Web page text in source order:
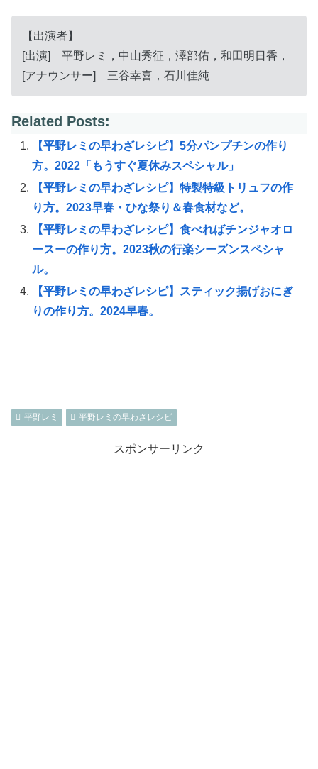
【出演者】
[出演] 平野レミ，中山秀征，澤部佑，和田明日香，
[アナウンサー] 三谷幸喜，石川佳純
Related Posts:
【平野レミの早わざレシピ】5分パンプチンの作り
方。2022「もうすぐ夏休みスペシャル」
【平野レミの早わざレシピ】特製特級トリュフの作
り方。2023早春・ひな祭り＆春食材など。
【平野レミの早わざレシピ】食べればチンジャオロ
ースーの作り方。2023秋の行楽シーズンスペシャ
ル。
【平野レミの早わざレシピ】スティック揚げおにぎ
りの作り方。2024早春。
平野レミ 平野レミの早わざレシピ
スポンサーリンク